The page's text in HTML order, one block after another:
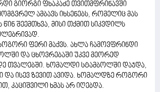
გიორგი ფხაკაძე თვითმფრინავში
ამბავს იხსენებს, რომელიც მას
წინ შეემთხვა, მისი თქმით სიკვდილს
როგორი ფერი მაქვს. ახლა ჩამოვფრინდი
და ცხოვრებაში უკვე მეორედ
თვალებში. ხომალდი სტამბოლში დაჯდა,
და ისევ ზევით ავიდა. ხომალდზე როგორი
კაციშვილი ხმას არ იღებდა.